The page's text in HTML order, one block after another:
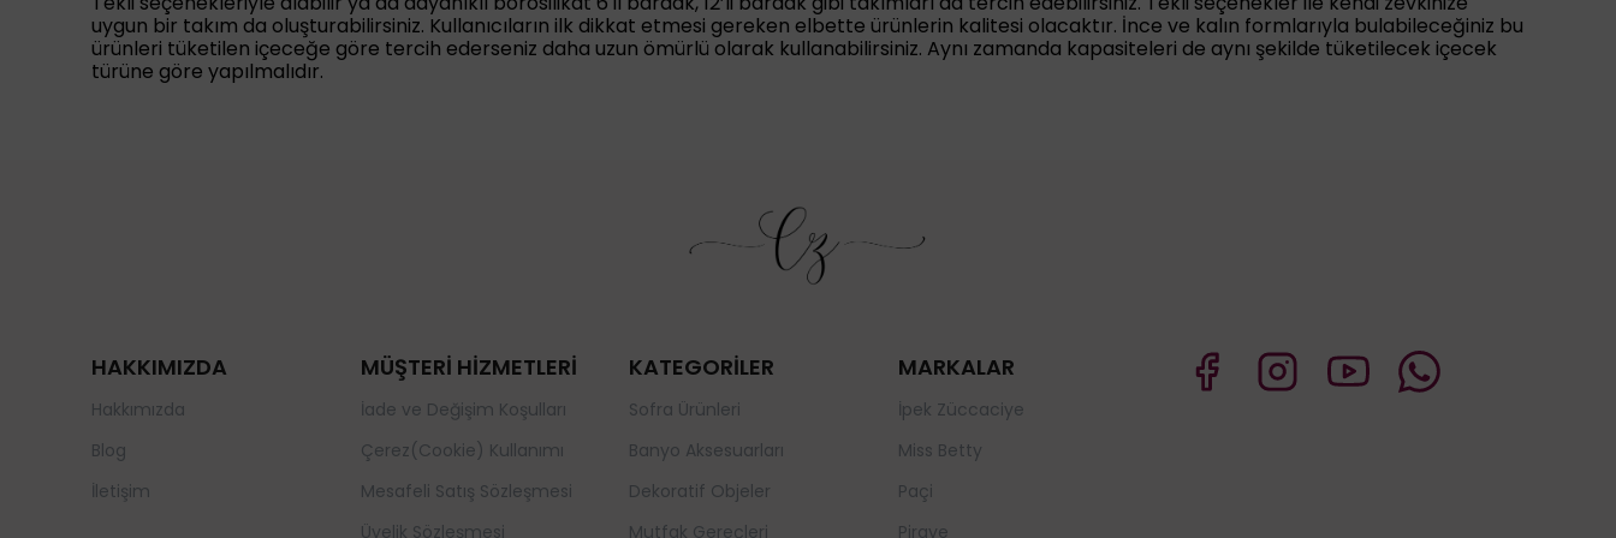
uygun bir takım da oluşturabilirsiniz. Kullanıcıların ilk dikkat etmesi gereken elbette ürünlerin kalitesi olacaktır. İnce ve kalın formlarıyla bulabileceğiniz bu
ürünleri tüketilen içeceğe göre tercih ederseniz daha uzun ömürlü olarak kullanabilirsiniz. Aynı zamanda kapasiteleri de aynı şekilde tüketilecek içecek
türüne göre yapılmalıdır.
HAKKIMIZDA
Hakkımızda
Blog
İletişim
MÜŞTERİ HİZMETLERİ
İade ve Değişim Koşulları
Çerez(Cookie) Kullanımı
Mesafeli Satış Sözleşmesi
Üyelik Sözleşmesi
KATEGORİLER
Sofra Ürünleri
Banyo Aksesuarları
Dekoratif Objeler
Mutfak Gereçleri
MARKALAR
İpek Züccaciye
Miss Betty
Paçi
Piraye